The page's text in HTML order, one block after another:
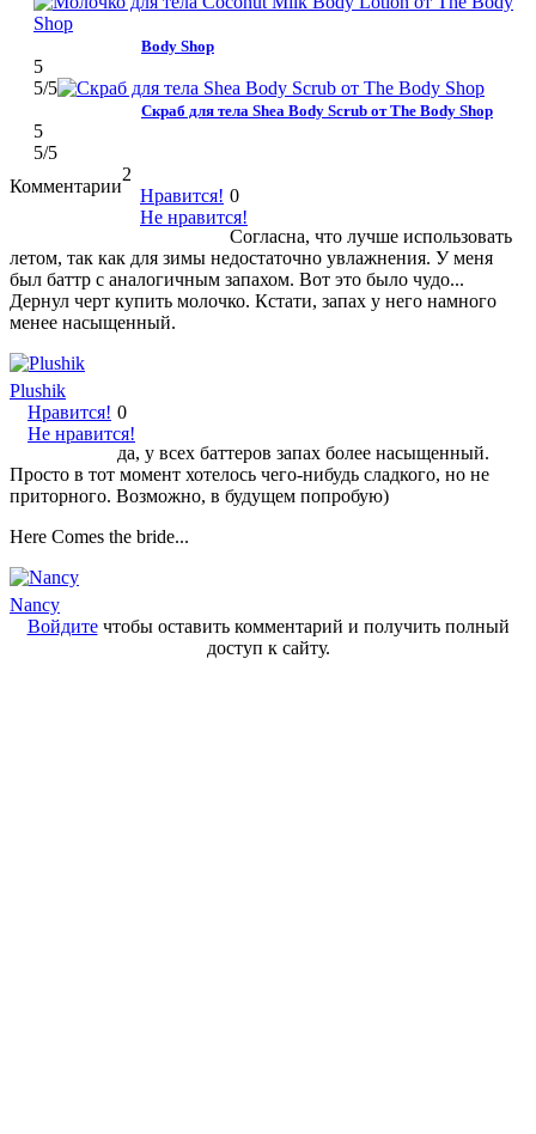
Body Shop
5
5/5
Скраб для тела Shea Body Scrub от The Body Shop
5
5/5
Комментарии
2
Нравится!
Не нравится!
0
Согласна, что лучше использовать
летом, так как для зимы недостаточно увлажнения. У меня
был баттр с аналогичным запахом. Вот это было чудо...
Дернул черт купить молочко. Кстати, запах у него намного
менее насыщенный.
Plushik
Нравится!
Не нравится!
0
да, у всех баттеров запах более насыщенный.
Просто в тот момент хотелось чего-нибудь сладкого, но не
приторного. Возможно, в будущем попробую)
Here Cоmes the bride...
Nancy
Войдитечтобы оставить комментарий и получить полный
доступ к сайту.